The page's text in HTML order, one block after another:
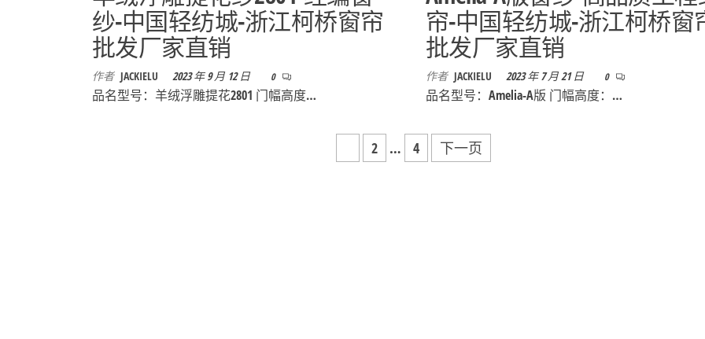
纱-中国轻纺城-浙江柯桥窗帘
批发厂家直销
作者 JACKIELU 2023 年 9 月 12 日 0
品名型号：羊绒浮雕提花2801 门幅高度…
帘-中国轻纺城-浙江柯桥窗
批发厂家直销
作者 JACKIELU 2023 年 7 月 21 日 0
品名型号：Amelia-A版 门幅高度：…
2 … 4 下一页